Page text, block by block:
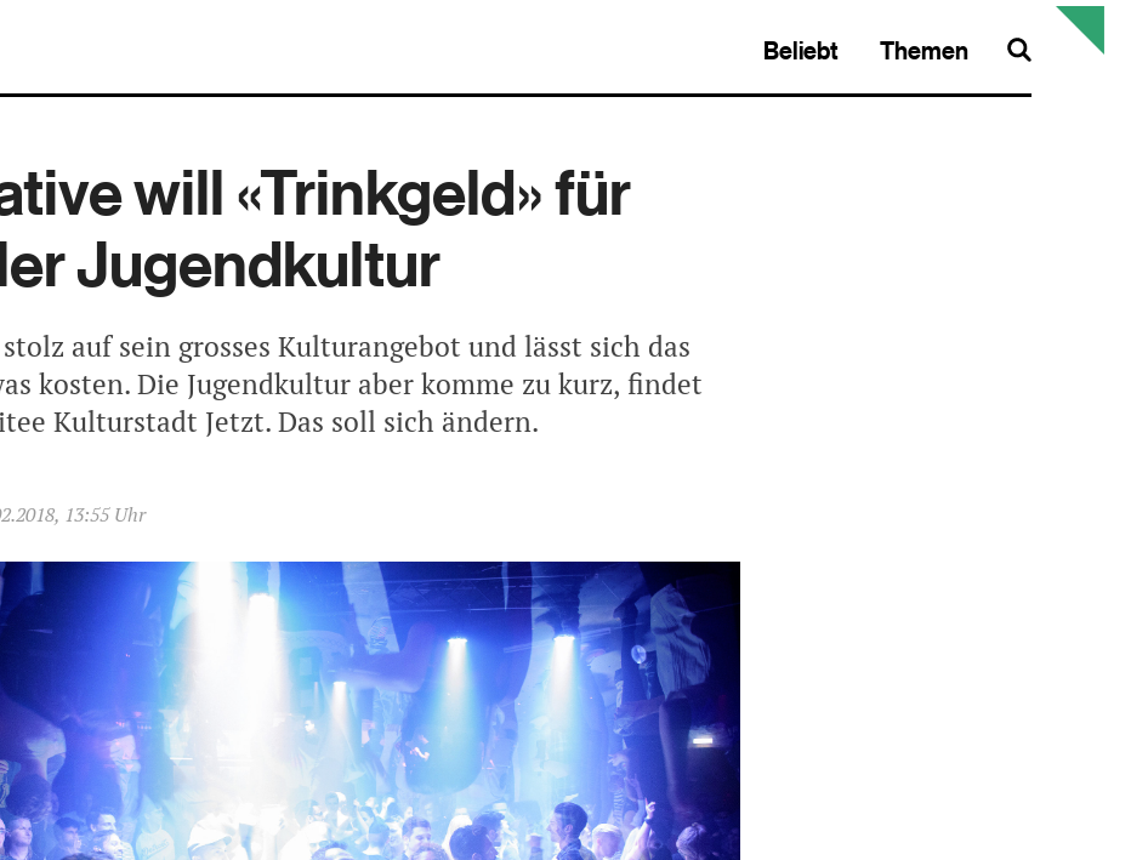
Beliebt Themen
will «Trinkgeld» für
Jugendkultur
auf sein grosses Kulturangebot und lässt sich das
kosten. Die Jugendkultur aber komme zu kurz, findet
Kulturstadt Jetzt. Das soll sich ändern.
13:55 Uhr